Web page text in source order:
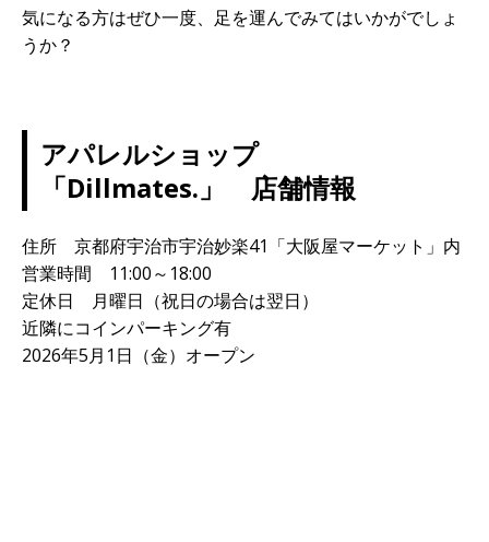
気になる方はぜひ一度、足を運んでみてはいかがでしょ
うか？
アパレルショップ
「Dillmates.」 店舗情報
住所 京都府宇治市宇治妙楽41「大阪屋マーケット」内
営業時間 11:00～18:00
定休日 月曜日（祝日の場合は翌日）
近隣にコインパーキング有
2026年5月1日（金）オープン